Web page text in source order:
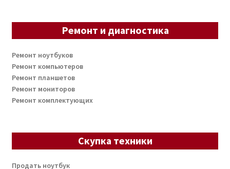
Ремонт и диагностика
Ремонт ноутбуков
Ремонт компьютеров
Ремонт планшетов
Ремонт мониторов
Ремонт комплектующих
Скупка техники
Продать ноутбук